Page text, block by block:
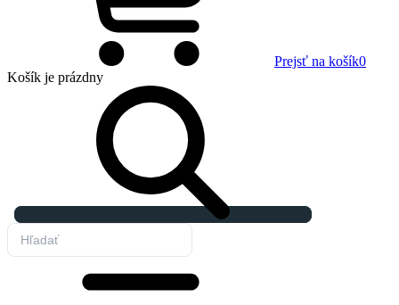
Prejsť na košík0
Košík je prázdny